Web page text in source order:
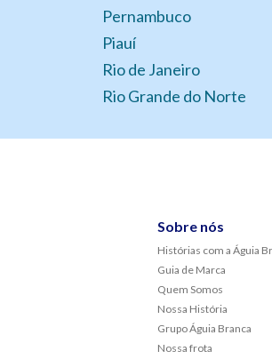
Pernambuco
Piauí
Rio de Janeiro
Rio Grande do Norte
Sobre nós
Histórias com a Águia
Guia de Marca
Quem Somos
Nossa História
Grupo Águia Branca
Nossa frota